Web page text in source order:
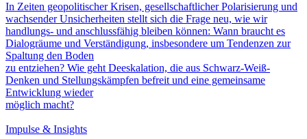
In Zeiten geopolitischer Krisen, gesellschaftlicher Polarisierung und
wachsender Unsicherheiten stellt sich die Frage neu, wie wir
handlungs- und anschlussfähig bleiben können: Wann braucht es
Dialogräume und Verständigung, insbesondere um Tendenzen zur
Spaltung den Boden
zu entziehen? Wie geht Deeskalation, die aus Schwarz-Weiß-
Denken und Stellungskämpfen befreit und eine gemeinsame
Entwicklung wieder
möglich macht?
Impulse & Insights